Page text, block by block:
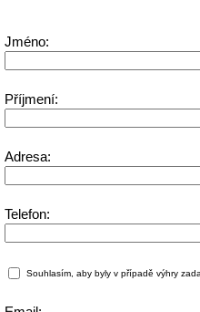
Jméno:
Příjmení:
Adresa:
Telefon:
Souhlasím, aby byly v případě výhry